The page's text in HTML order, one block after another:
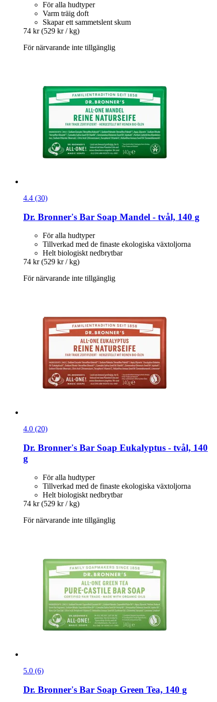
För alla hudtyper
Varm träig doft
Skapar ett sammetslent skum
74 kr (529 kr / kg)
För närvarande inte tillgänglig
4.4 (30)
Dr. Bronner's Bar Soap Mandel -​ tvål, 140 g
För alla hudtyper
Tillverkad med de finaste ekologiska växtoljorna
Helt biologiskt nedbrytbar
74 kr (529 kr / kg)
För närvarande inte tillgänglig
4.0 (20)
Dr. Bronner's Bar Soap Eukalyptus -​ tvål, 140
g
För alla hudtyper
Tillverkad med de finaste ekologiska växtoljorna
Helt biologiskt nedbrytbar
74 kr (529 kr / kg)
För närvarande inte tillgänglig
5.0 (6)
Dr. Bronner's Bar Soap Green Tea, 140 g